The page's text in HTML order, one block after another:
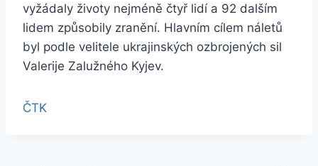
vyžádaly životy nejméně čtyř lidí a 92 dalším
lidem způsobily zranění. Hlavním cílem náletů
byl podle velitele ukrajinských ozbrojených sil
Valerije Zalužného Kyjev.
ČTK